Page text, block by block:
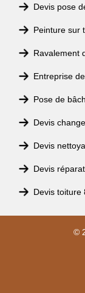
Devis pose
Peinture sur
Ravalement
Entreprise
Pose de
Devis
Devis
Devis
Devis toiture
©